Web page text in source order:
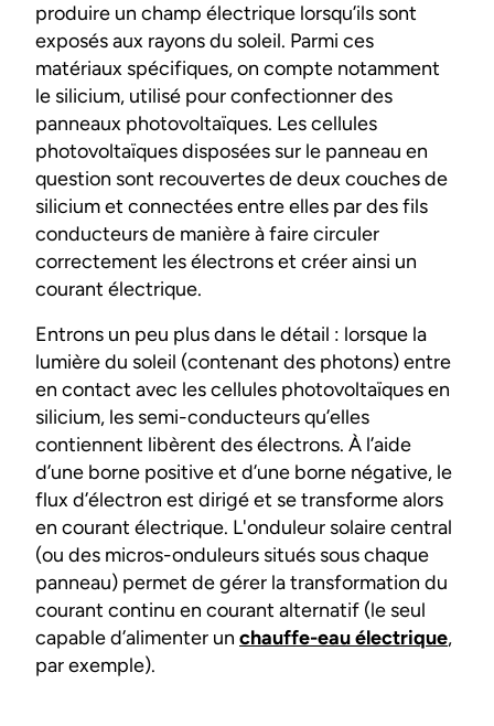
produire un champ électrique lorsqu’ils sont
exposés aux rayons du soleil. Parmi ces
matériaux spécifiques, on compte notamment
le silicium, utilisé pour confectionner des
panneaux photovoltaïques. Les cellules
photovoltaïques disposées sur le panneau en
question sont recouvertes de deux couches de
silicium et connectées entre elles par des fils
conducteurs de manière à faire circuler
correctement les électrons et créer ainsi un
courant électrique.
Entrons un peu plus dans le détail : lorsque la
lumière du soleil (contenant des photons) entre
en contact avec les cellules photovoltaïques en
silicium, les semi-conducteurs qu’elles
contiennent libèrent des électrons. À l’aide
d’une borne positive et d’une borne négative, le
flux d’électron est dirigé et se transforme alors
en courant électrique. L'onduleur solaire central
(ou des micros-onduleurs situés sous chaque
panneau) permet de gérer la transformation du
courant continu en courant alternatif (le seul
capable d’alimenter un chauffe-eau électrique,
par exemple).